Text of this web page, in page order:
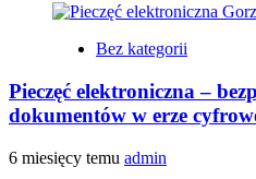
Bez kategorii
Pieczęć elektroniczna –
dokumentów w erze
6 miesięcy temu admin